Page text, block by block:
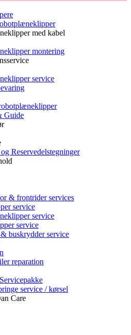
med kabel
montering
service
Guide
Reservedelstegninger
& frontrider services
service
service
service
buskrydder service
reparation
service / kørsel
Care